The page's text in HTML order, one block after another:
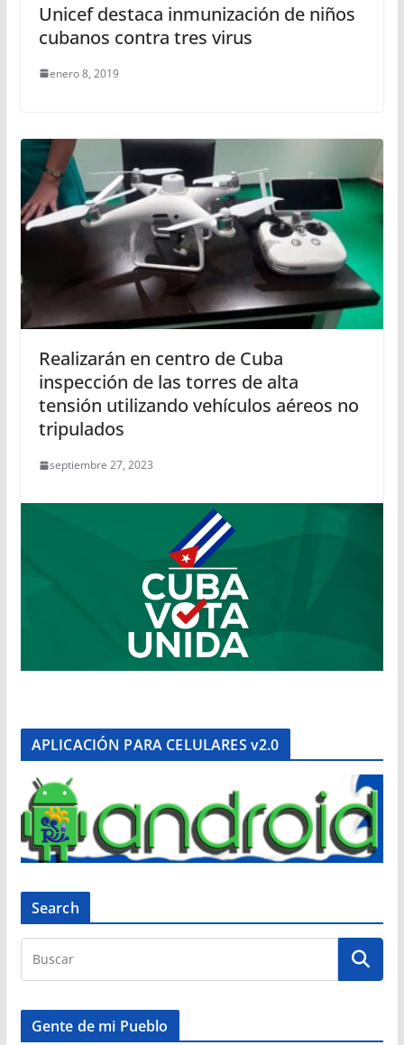
Unicef destaca inmunización de niños
cubanos contra tres virus
enero 8, 2019
Realizarán en centro de Cuba
inspección de las torres de alta
tensión utilizando vehículos aéreos no
tripulados
septiembre 27, 2023
APLICACIÓN PARA CELULARES v2.0
Search
Gente de mi Pueblo